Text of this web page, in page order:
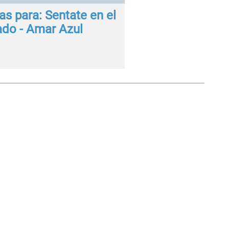
para: Sentate en el
- Amar Azul